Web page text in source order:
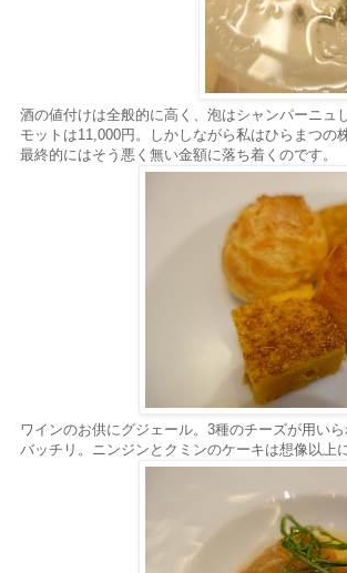
酒の値付けは全般的に高く、泡はシャンパーニュ
モットは11,000円。しかしながら私はひらまつの
最終的にはそう悪く無い金額に落ち着くのです。
ワインのお供にグジェール。3種のチーズが用い
バッチリ。ニンジンとクミンのケーキは想像以上